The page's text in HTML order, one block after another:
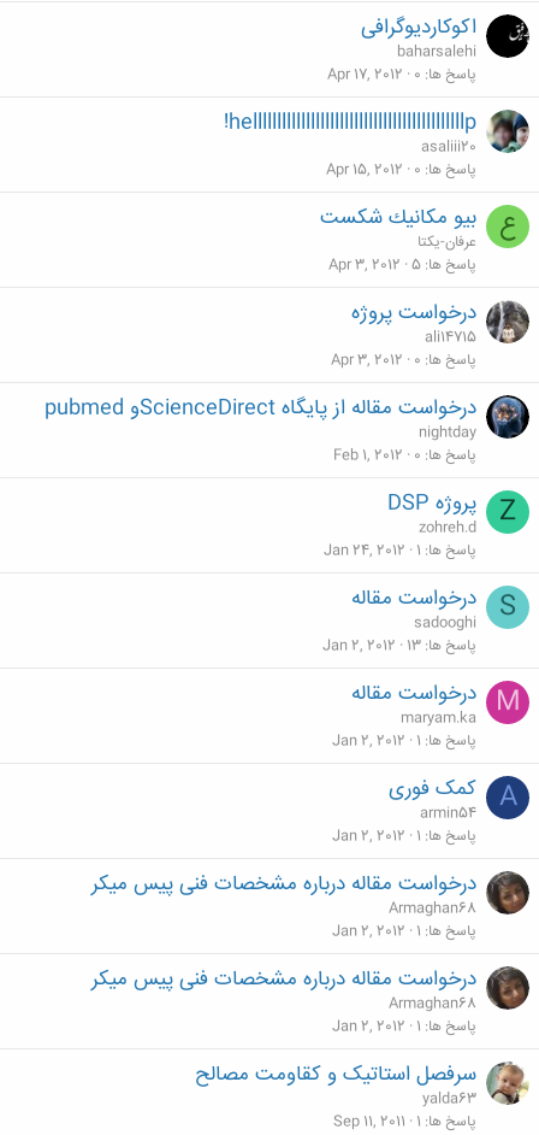
اکوکاردیوگرافی
baharsalehi
پاسخ ها 0
Apr 17, 2012
hellllllllllllllllllllllllllllllllllllllllllllp!
asaliii20
پاسخ ها 0
Apr 15, 2012
ع بيو مكانيك شكست
عرفان-يكتا
پاسخ ها 5
Apr 3, 2012
درخواست پروژه
ali14715
پاسخ ها 0
Apr 3, 2012
درخواست مقاله از پایگاه ScienceDirectو pubmed
nightday
پاسخ ها 0
Feb 1, 2012
Z پروژه DSP
zohreh.d
پاسخ ها 1
Jan 24, 2012
S درخواست مقاله
sadooghi
پاسخ ها 13
Jan 2, 2012
M درخواست مقاله
maryam.ka
پاسخ ها 1
Jan 2, 2012
A کمک فوری
armin54
پاسخ ها 1
Jan 2, 2012
درخواست مقاله درباره مشخصات فنی پیس میکر
Armaghan68
پاسخ ها 1
Jan 2, 2012
درخواست مقاله درباره مشخصات فنی پیس میکر
Armaghan68
پاسخ ها 1
Jan 2, 2012
سرفصل استاتیک و کقاومت مصالح
yalda63
پاسخ ها 1
Sep 11, 2011